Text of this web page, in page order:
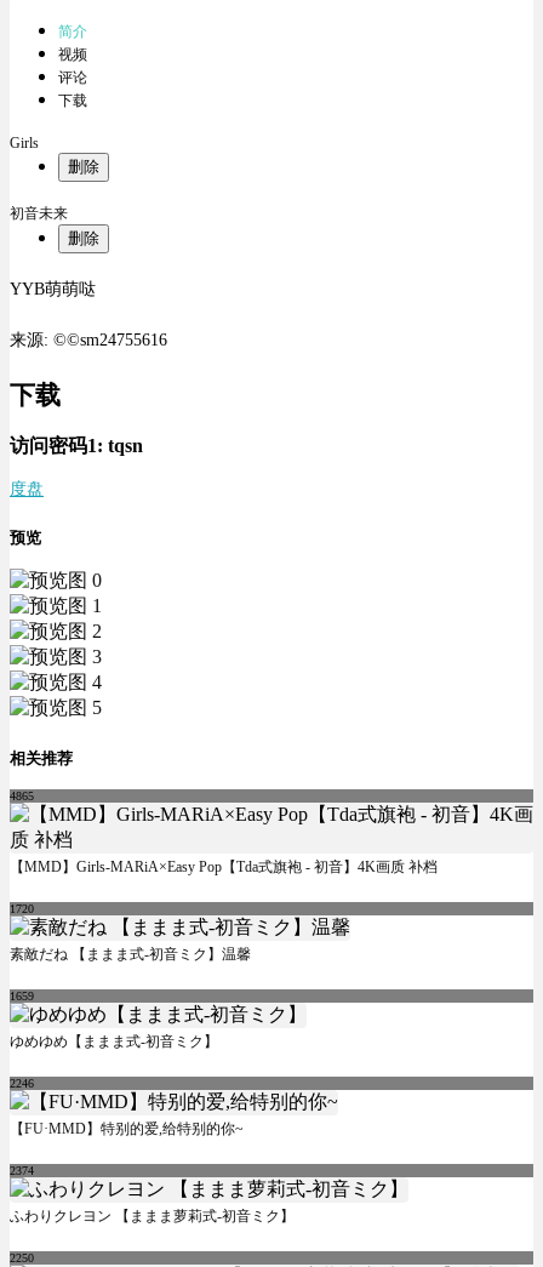
简介
视频
评论
下载
Girls
删除
初音未来
删除
YYB萌萌哒
来源: ©©sm24755616
下载
访问密码1: tqsn
度盘
预览
相关推荐
4865
【MMD】Girls-MARiA×Easy Pop【Tda式旗袍 - 初音】4K画质 补档
1720
素敵だね 【ままま式-初音ミク】温馨
1659
ゆめゆめ【ままま式-初音ミク】
2246
【FU·MMD】特别的爱,给特别的你~
2374
ふわりクレヨン 【ままま萝莉式-初音ミク】
2250